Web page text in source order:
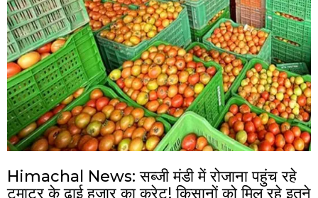
Himachal News: सब्जी मंडी में रोजाना पहुंच रहे
टमाटर के ढाई हजार का क्रेट! किसानों को मिल रहे इतने